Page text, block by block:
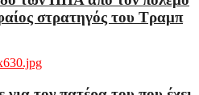
στρατηγός του Τραμπ